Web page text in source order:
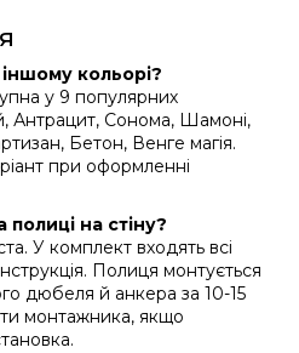
кольорі?
у 9 популярних
Антрацит, Сонома, Шамоні,
Бетон, Венге магія.
при оформленні
на стіну?
У комплект входять всі
Полиця монтується
дюбеля й анкера за 10-15
монтажника, якщо